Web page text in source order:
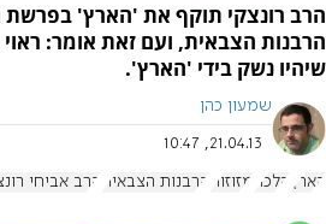
הרב רונצקי תוקף את 'הארץ'
הרבנות הצבאית, ועם זאת אומר:
שיהיו נשק בידי 'הארץ'.
שמעון כהן
21.04.13, 10:47
הארץ הלכה מזוזות הרבנות הצבאית הרב אביחי